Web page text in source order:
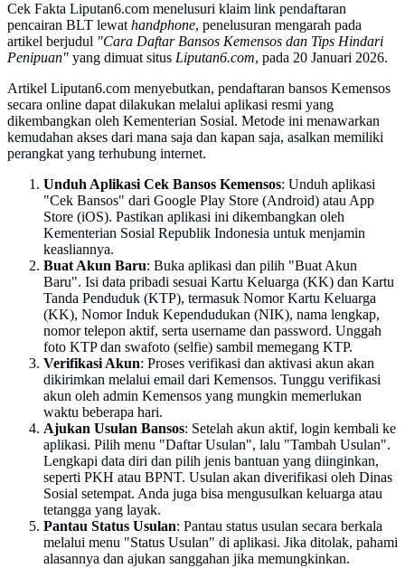
Cek Fakta Liputan6.com menelusuri klaim link pendaftaran
pencairan BLT lewat handphone, penelusuran mengarah pada
artikel berjudul "Cara Daftar Bansos Kemensos dan Tips Hindari
Penipuan" yang dimuat situs Liputan6.com, pada 20 Januari 2026.
Artikel Liputan6.com menyebutkan, pendaftaran bansos Kemensos
secara online dapat dilakukan melalui aplikasi resmi yang
dikembangkan oleh Kementerian Sosial. Metode ini menawarkan
kemudahan akses dari mana saja dan kapan saja, asalkan memiliki
perangkat yang terhubung internet.
Unduh Aplikasi Cek Bansos Kemensos: Unduh aplikasi
"Cek Bansos" dari Google Play Store (Android) atau App
Store (iOS). Pastikan aplikasi ini dikembangkan oleh
Kementerian Sosial Republik Indonesia untuk menjamin
keasliannya.
Buat Akun Baru: Buka aplikasi dan pilih "Buat Akun
Baru". Isi data pribadi sesuai Kartu Keluarga (KK) dan Kartu
Tanda Penduduk (KTP), termasuk Nomor Kartu Keluarga
(KK), Nomor Induk Kependudukan (NIK), nama lengkap,
nomor telepon aktif, serta username dan password. Unggah
foto KTP dan swafoto (selfie) sambil memegang KTP.
Verifikasi Akun: Proses verifikasi dan aktivasi akun akan
dikirimkan melalui email dari Kemensos. Tunggu verifikasi
akun oleh admin Kemensos yang mungkin memerlukan
waktu beberapa hari.
Ajukan Usulan Bansos: Setelah akun aktif, login kembali ke
aplikasi. Pilih menu "Daftar Usulan", lalu "Tambah Usulan".
Lengkapi data diri dan pilih jenis bantuan yang diinginkan,
seperti PKH atau BPNT. Usulan akan diverifikasi oleh Dinas
Sosial setempat. Anda juga bisa mengusulkan keluarga atau
tetangga yang layak.
Pantau Status Usulan: Pantau status usulan secara berkala
melalui menu "Status Usulan" di aplikasi. Jika ditolak, pahami
alasannya dan ajukan sanggahan jika memungkinkan.